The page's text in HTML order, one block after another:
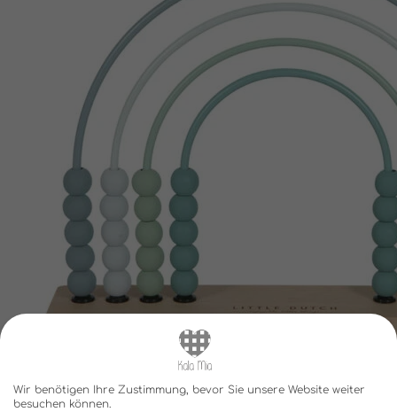
Wir benötigen Ihre Zustimmung, bevor Sie unsere Website weiter
besuchen können.